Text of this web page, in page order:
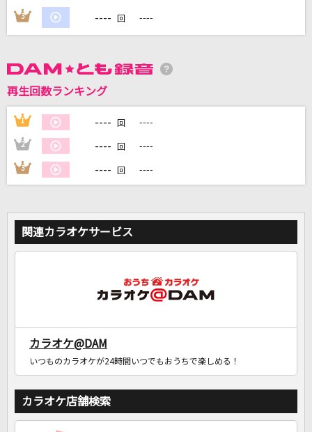
カラオケ最新情報をチェック！
3 ---- 回 ----
再生回数ランキング
1 ---- 回 ----
2 ---- 回 ----
3 ---- 回 ----
関連カラオケサービス
カラオケ@DAM
いつものカラオケが24時間いつでもおうちで楽しめる！
カラオケ店舗検索